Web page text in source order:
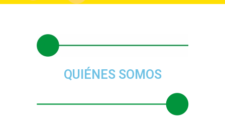
QUIÉNES SOMOS